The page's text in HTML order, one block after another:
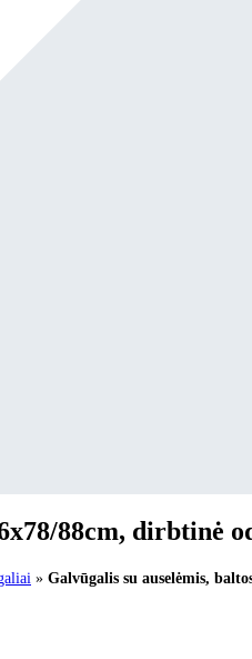
88cm, dirbtinė
» Galvūgalis su auselėmis,